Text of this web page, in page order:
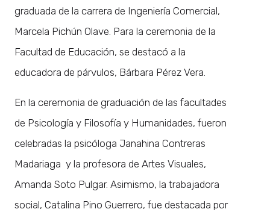
graduada de la carrera de Ingeniería Comercial,
Marcela Pichún Olave. Para la ceremonia de la
Facultad de Educación, se destacó a la
educadora de párvulos, Bárbara Pérez Vera.
En la ceremonia de graduación de las facultades
de Psicología y Filosofía y Humanidades, fueron
celebradas la psicóloga Janahina Contreras
Madariaga y la profesora de Artes Visuales,
Amanda Soto Pulgar. Asimismo, la trabajadora
social, Catalina Pino Guerrero, fue destacada por